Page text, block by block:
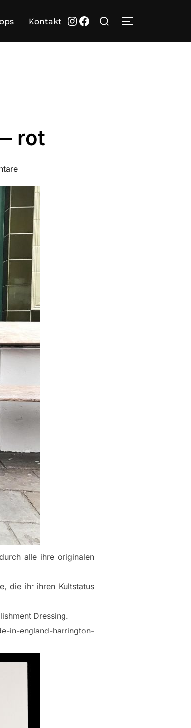
Kontakt Instagram
Facebook
Suchen
rot
alle ihre originalen
die ihr ihren Kultstatus
Dressing.
in-england-harrington-